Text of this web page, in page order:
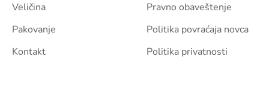
Veličina
Pakovanje
Kontakt
Pravno obaveštenje
Politika povraćaja novca
Politika privatnosti